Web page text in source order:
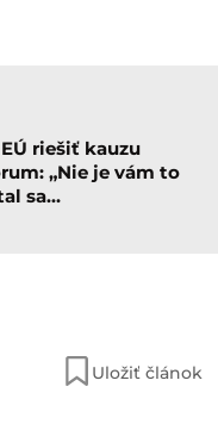
riešiť kauzu
„Nie je vám to
sa…
Uložiť článok